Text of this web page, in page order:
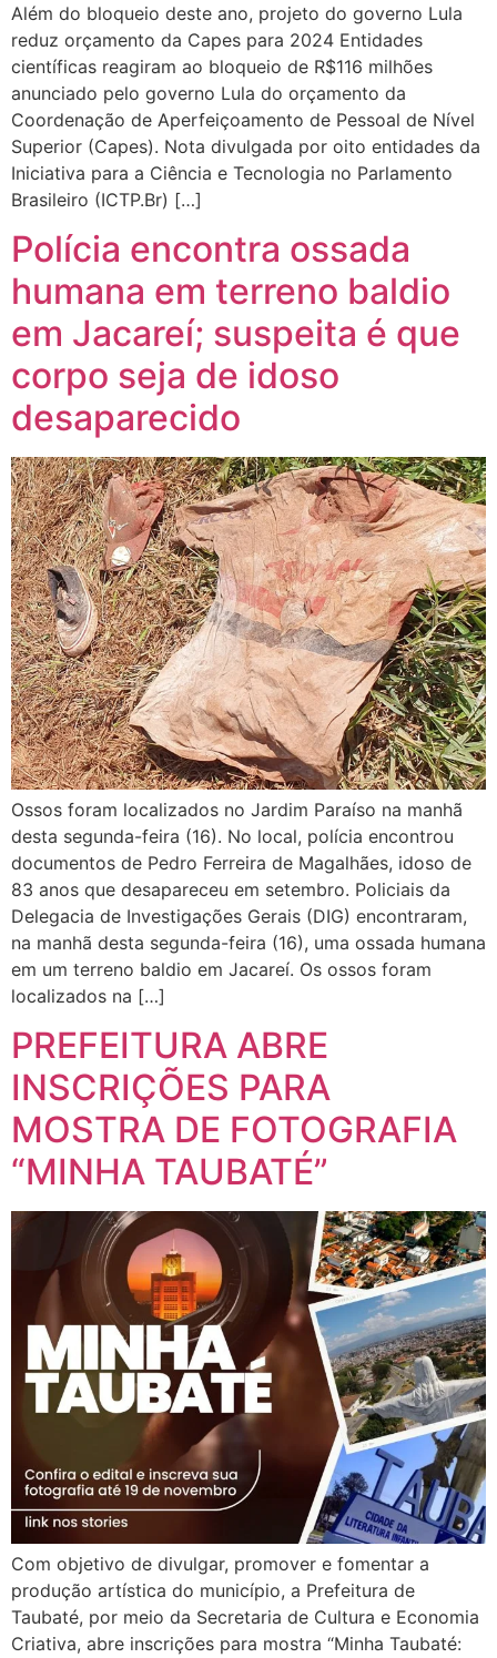
Além do bloqueio deste ano, projeto do governo Lula
reduz orçamento da Capes para 2024 Entidades
científicas reagiram ao bloqueio de R$116 milhões
anunciado pelo governo Lula do orçamento da
Coordenação de Aperfeiçoamento de Pessoal de Nível
Superior (Capes). Nota divulgada por oito entidades da
Iniciativa para a Ciência e Tecnologia no Parlamento
Brasileiro (ICTP.Br) […]
Polícia encontra ossada
humana em terreno baldio
em Jacareí; suspeita é que
corpo seja de idoso
desaparecido
Ossos foram localizados no Jardim Paraíso na manhã
desta segunda-feira (16). No local, polícia encontrou
documentos de Pedro Ferreira de Magalhães, idoso de
83 anos que desapareceu em setembro. Policiais da
Delegacia de Investigações Gerais (DIG) encontraram,
na manhã desta segunda-feira (16), uma ossada humana
em um terreno baldio em Jacareí. Os ossos foram
localizados na […]
PREFEITURA ABRE
INSCRIÇÕES PARA
MOSTRA DE FOTOGRAFIA
“MINHA TAUBATÉ”
Com objetivo de divulgar, promover e fomentar a
produção artística do município, a Prefeitura de
Taubaté, por meio da Secretaria de Cultura e Economia
Criativa, abre inscrições para mostra “Minha Taubaté: